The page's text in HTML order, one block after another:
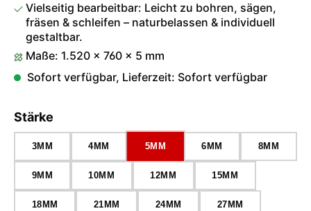
Vielseitig bearbeitbar: Leicht zu bohren, sägen,
fräsen & schleifen – naturbelassen & individuell
gestaltbar.
Maße: 1.520 × 760 × 5 mm
Sofort verfügbar, Lieferzeit: Sofort verfügbar
Stärke
3MM 4MM 5MM 6MM 8MM
9MM 10MM 12MM 15MM
18MM 21MM 24MM 27MM